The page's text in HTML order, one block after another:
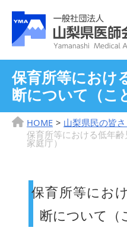
保育所等におけ
断について（こ
HOME 山梨県民の皆
保育所等における低年
家庭庁）
保育所等にお
断について（